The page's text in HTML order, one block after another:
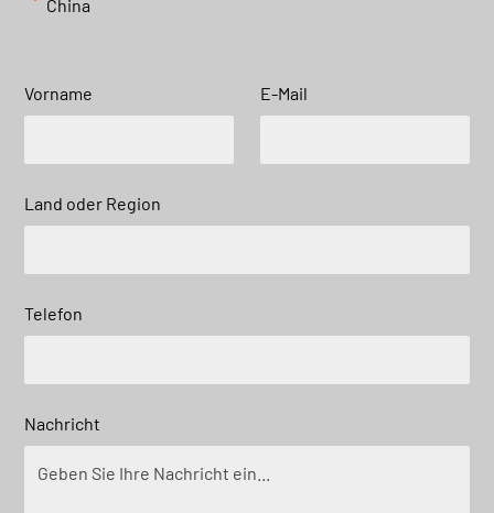
China
Vorname E-Mail
Land oder Region
Telefon
Nachricht